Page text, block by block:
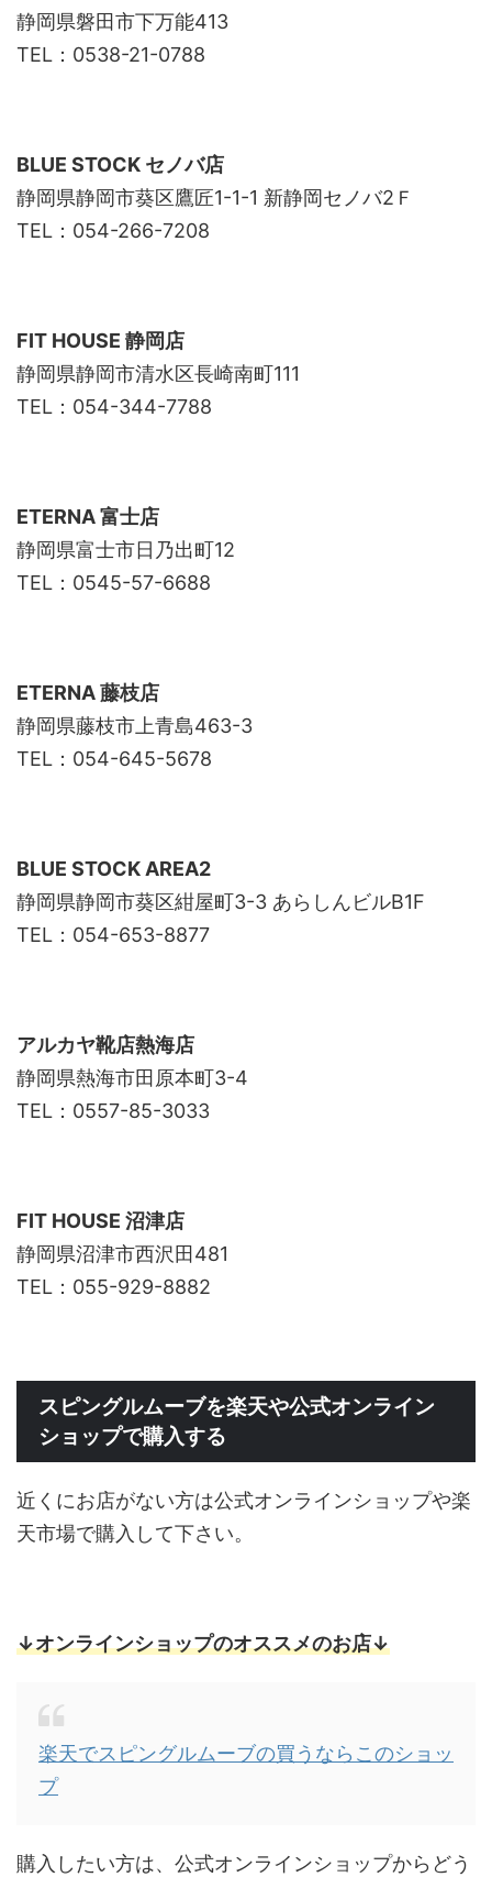
静岡県磐田市下万能413
TEL：0538-21-0788
BLUE STOCK セノバ店
静岡県静岡市葵区鷹匠1-1-1 新静岡セノバ2Ｆ
TEL：054-266-7208
FIT HOUSE 静岡店
静岡県静岡市清水区長崎南町111
TEL：054-344-7788
ETERNA富士店
静岡県富士市日乃出町12
TEL：0545-57-6688
ETERNA藤枝店
静岡県藤枝市上青島463-3
TEL：054-645-5678
BLUE STOCK AREA2
静岡県静岡市葵区紺屋町3-3 あらしんビルB1F
TEL：054-653-8877
アルカヤ靴店熱海店
静岡県熱海市田原本町3-4
TEL：0557-85-3033
FIT HOUSE 沼津店
静岡県沼津市西沢田481
TEL：055-929-8882
スピングルムーブを楽天や公式オンライン
ショップで購入する
近くにお店がない方は公式オンラインショップや楽
天市場で購入して下さい。
↓オンラインショップのオススメのお店↓
楽天でスピングルムーブの買うならこのショッ
プ
購入したい方は、公式オンラインショップからどう